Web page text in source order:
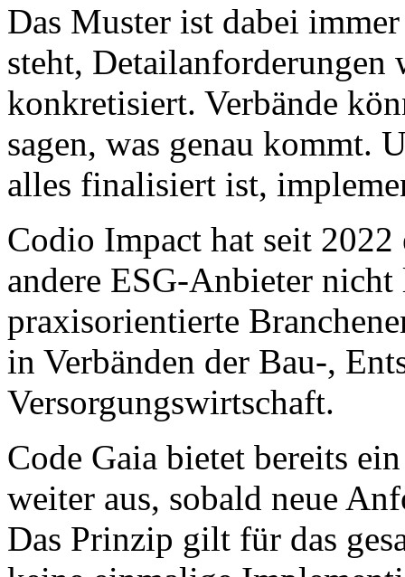
Das Muster ist dabei
steht, Detailanforderungen
konkretisiert. Verbände
sagen, was genau kommt.
alles finalisiert ist,
Codio Impact hat seit
andere ESG-Anbieter
praxisorientierte
in Verbänden der Bau-,
Versorgungswirtschaft.
Code Gaia bietet bereits
weiter aus, sobald neue
Das Prinzip gilt für das